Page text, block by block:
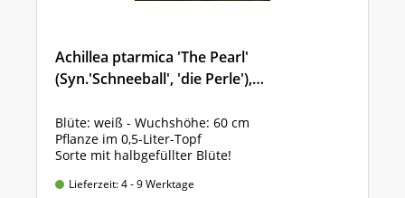
Achillea ptarmica 'The Pearl'
(Syn.'Schneeball', 'die Perle'),
Blüte: weiß - Wuchshöhe: 60 cm
Pflanze im 0,5-Liter-Topf
Sorte mit halbgefüllter Blüte!
Lieferzeit: 4 - 9 Werktage